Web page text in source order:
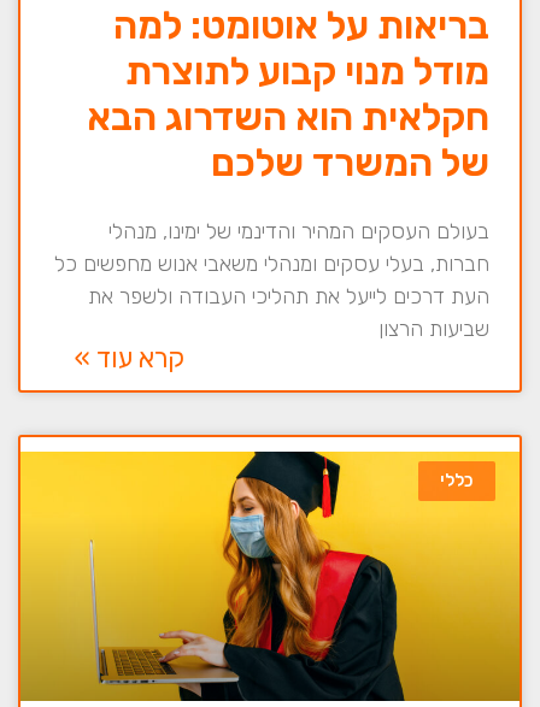
בריאות על אוטומט: למה
מודל מנוי קבוע לתוצרת
חקלאית הוא השדרוג הבא
של המשרד שלכם
בעולם העסקים המהיר והדינמי של ימינו, מנהלי
חברות, בעלי עסקים ומנהלי משאבי אנוש מחפשים כל
העת דרכים לייעל את תהליכי העבודה ולשפר את
שביעות הרצון
קרא עוד »
כללי